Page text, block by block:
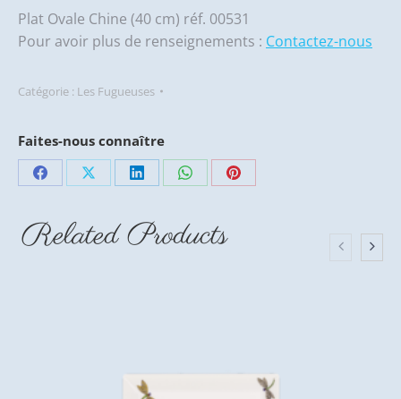
Plat Ovale Chine (40 cm) réf. 00531
Pour avoir plus de renseignements : Contactez-nous
Catégorie : Les Fugueuses
Faites-nous connaître
Partager
Facebook
Partager
X
Partager
LinkedIn
Partager
WhatsApp
Partager
Related Products